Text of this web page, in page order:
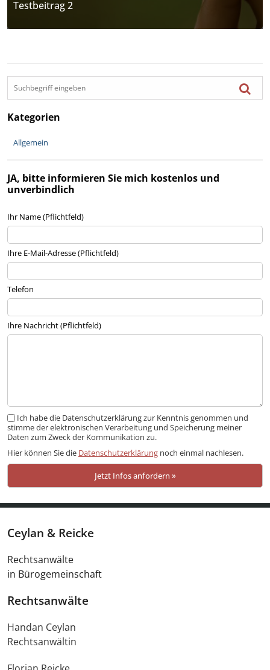
Testbeitrag 2
Kategorien
Allgemein
JA, bitte informieren Sie mich kostenlos und
unverbindlich
Ihr Name (Pflichtfeld)
Ihre E-Mail-Adresse (Pflichtfeld)
Telefon
Ihre Nachricht (Pflichtfeld)
Ich habe die Datenschutzerklärung zur Kenntnis genommen und
stimme der elektronischen Verarbeitung und Speicherung meiner
Daten zum Zweck der Kommunikation zu.
Hier können Sie die Datenschutzerklärung noch einmal nachlesen.
Ceylan & Reicke
Rechtsanwälte
in Bürogemeinschaft
Rechtsanwälte
Handan Ceylan
Rechtsanwältin